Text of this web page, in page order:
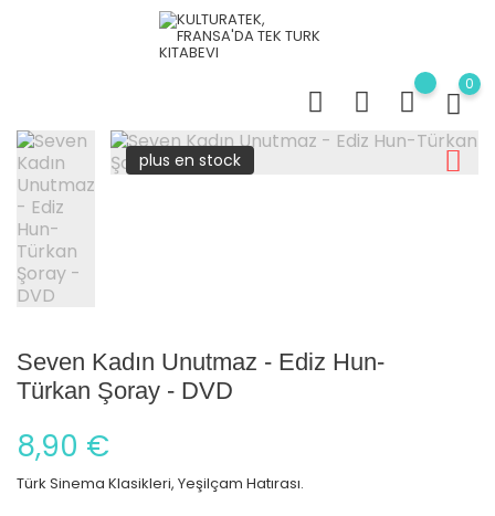
0
plus en stock
Seven Kadın Unutmaz - Ediz Hun-
Türkan Şoray - DVD
8,90 €
Türk Sinema Klasikleri, Yeşilçam Hatırası.